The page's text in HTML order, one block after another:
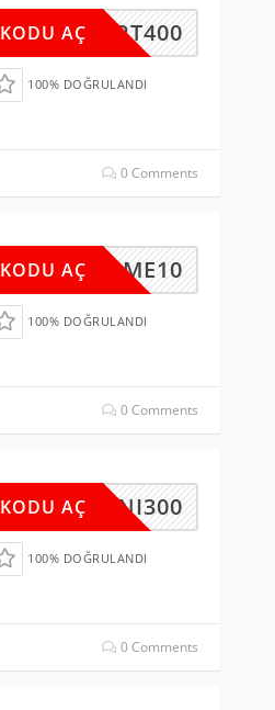
MART400
KODU AÇ
100% DOĞRULANDI
0 Comments
ELCOME10
KODU AÇ
100% DOĞRULANDI
0 Comments
YENI300
KODU AÇ
100% DOĞRULANDI
0 Comments